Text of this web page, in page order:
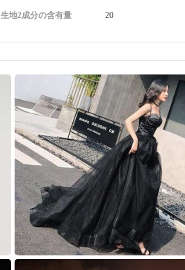
生地2成分の含有量 20